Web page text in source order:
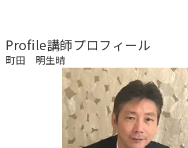
Profile講師プロフィール
町田 明生晴